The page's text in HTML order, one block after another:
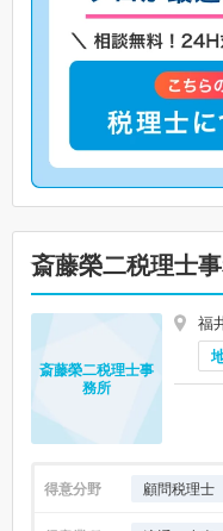
斎藤榮二税理士
福
斎藤榮二税理士事
務所
得意分野 顧問税理士